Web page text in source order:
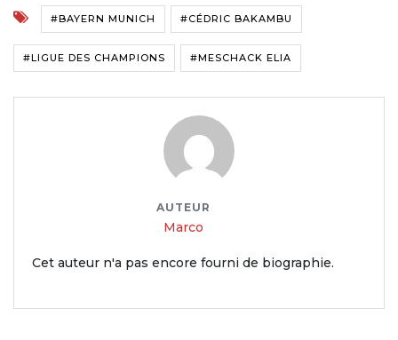
#BAYERN MUNICH #CÉDRIC BAKAMBU
#LIGUE DES CHAMPIONS #MESCHACK ELIA
AUTEUR
Marco
Cet auteur n'a pas encore fourni de biographie.